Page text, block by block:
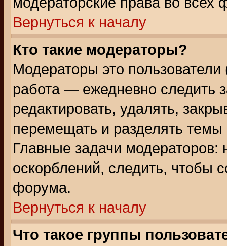
Вернуться к началу
Кто такие модераторы?
Модераторы это
работа — ежедневно следить
редактировать, удалять,
перемещать и разделять
Главные задачи
оскорблений, следить, чтобы
форума.
Вернуться к началу
Что такое группы